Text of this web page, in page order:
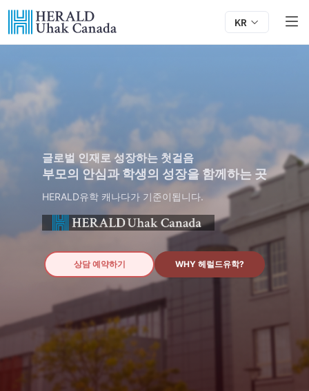
조기유학 프로그램
밴쿠버 성인유학
KR
글로벌 인재로 성장하는 첫걸음
부모의 안심과 학생의 성장을 함께하는 곳
HERALD유학 캐나다가 기준이됩니다.
상담 예약하기 WHY 헤럴드유학?